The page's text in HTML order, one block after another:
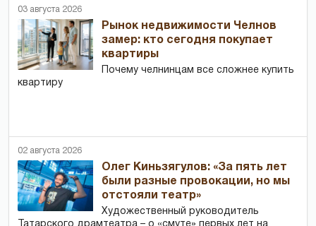
03 августа 2026
Рынок недвижимости Челнов
замер: кто сегодня покупает
квартиры
Почему челнинцам все сложнее купить
квартиру
02 августа 2026
Олег Киньзягулов: «За пять лет
были разные провокации, но мы
отстояли театр»
Художественный руководитель
Татарского драмтеатра – о «смуте» первых лет на